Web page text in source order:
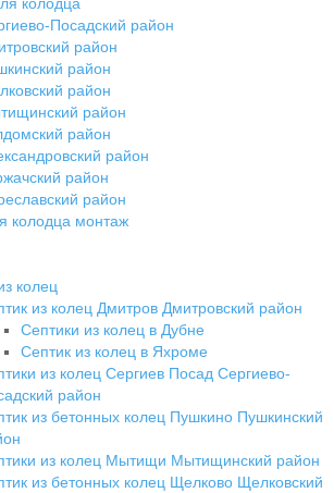
колодца
Посадский район
район
район
район
район
район
район
район
район
колодца монтаж
колец
из колец Дмитров Дмитровский район
Септики из колец в Дубне
Септик из колец в Яхроме
из колец Сергиев Посад Сергиево-
район
из бетонных колец Пушкино Пушкинский
из колец Мытищи Мытищинский район
из бетонных колец Щелково Щелковский